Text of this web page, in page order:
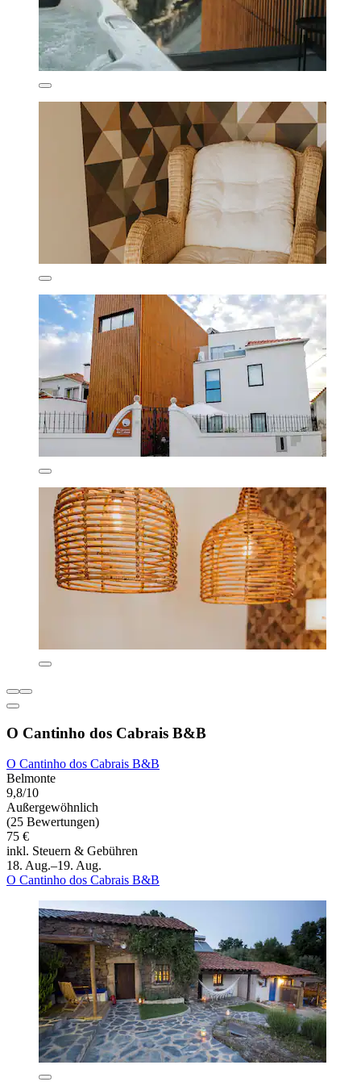
O Cantinho dos Cabrais B&B
O Cantinho dos Cabrais B&B
Belmonte
9,8/10
Außergewöhnlich
(25 Bewertungen)
75 €
inkl. Steuern & Gebühren
18. Aug.–19. Aug.
O Cantinho dos Cabrais B&B